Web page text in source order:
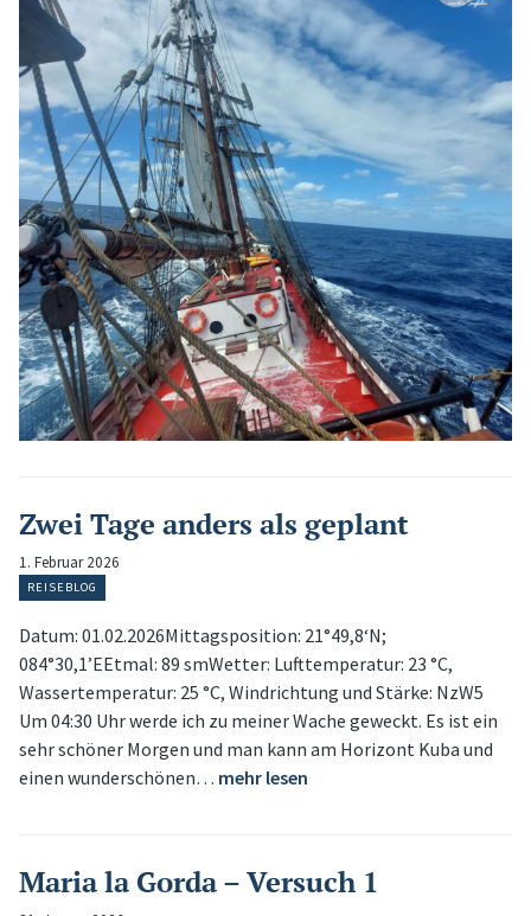
Zwei Tage anders als geplant
1. Februar 2026
REISEBLOG
Datum: 01.02.2026Mittagsposition: 21°49,8‘N;
084°30,1’EEtmal: 89 smWetter: Lufttemperatur: 23 °C,
Wassertemperatur: 25 °C, Windrichtung und Stärke: NzW5
Um 04:30 Uhr werde ich zu meiner Wache geweckt. Es ist ein
sehr schöner Morgen und man kann am Horizont Kuba und
einen wunderschönen… mehr lesen
Maria la Gorda – Versuch 1